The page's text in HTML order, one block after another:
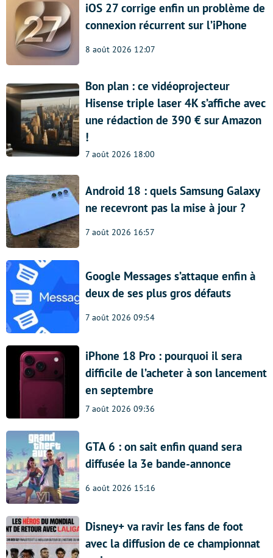
iOS 27 corrige enfin un problème de
connexion récurrent sur l’iPhone
8 août 2026 12:07
Bon plan : ce vidéoprojecteur
Hisense triple laser 4K s’affiche avec
une rédaction de 390 € sur Amazon
!
7 août 2026 18:00
Android 18 : quels Samsung Galaxy
ne recevront pas la mise à jour ?
7 août 2026 16:57
Google Messages s’attaque enfin à
deux de ses plus gros défauts
7 août 2026 09:54
iPhone 18 Pro : pourquoi il sera
difficile de l’acheter à son lancement
en septembre
7 août 2026 09:36
GTA 6 : on sait enfin quand sera
diffusée la 3e bande-annonce
6 août 2026 15:16
Disney+ va ravir les fans de foot
avec la diffusion de ce championnat